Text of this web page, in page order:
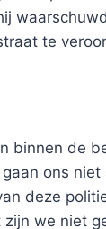
te
binnen de
ons niet
deze
zijn we niet